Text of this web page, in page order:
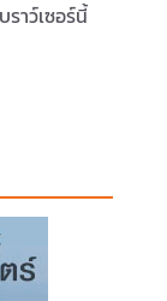
าว์เซอร์นี้